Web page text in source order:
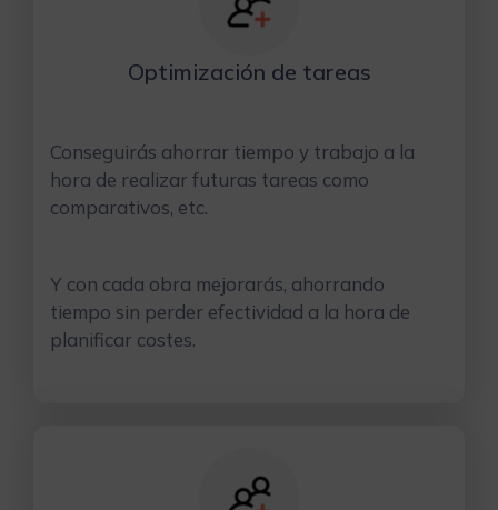
Optimización de tareas
Conseguirás ahorrar tiempo y trabajo a la
hora de realizar futuras tareas como
comparativos, etc.
Y con cada obra mejorarás, ahorrando
tiempo sin perder efectividad a la hora de
planificar costes.